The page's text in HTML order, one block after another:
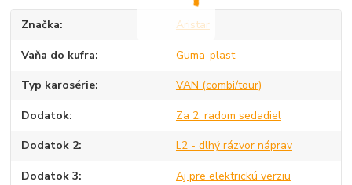
Značka Aristar
Vaňa do kufra Guma-plast
Typ karosérie VAN (combi/tour)
Dodatok Za 2. radom sedadiel
Dodatok 2 L2 - dlhý rázvor náprav
Dodatok 3 Aj pre elektrickú verziu